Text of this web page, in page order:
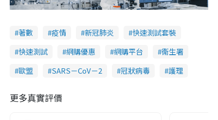
著數 疫情 新冠肺炎
快速測試套裝
快速測試
網購優惠 網購平台
衞生署
歐盟
SARS－CoV－2 冠狀病毒 護理
更多真實評價